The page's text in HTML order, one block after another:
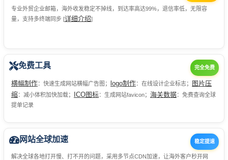
专业外贸企业邮箱，海外收发稳定不掉线，到达率高达99%，退信率低，无限容
量，支持多终端同步 [详细介绍]
完全免费
免费工具
横幅制作：快速生成网站横幅广告图； logo制作：在线设计企业标志； 图片压
缩：减小体积加快加载； ICO图标：生成网站favicon； 海关数据：免费查询全球
提单记录
稳定提速
网站全球加速
解决全球各地打开慢、打不开的问题，采用多节点CDN加速，让海外客户秒开网